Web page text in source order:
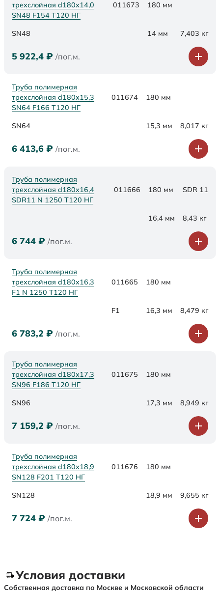
трехслойная d180х14,0
SN48 F154 Т120 НГ
011673 180 мм
SN48 14 мм 7,403 кг
5 922,4 ₽ /пог.м.
Труба полимерная
трехслойная d180х15,3
SN64 F166 Т120 НГ
011674 180 мм
SN64 15,3 мм 8,017 кг
6 413,6 ₽ /пог.м.
Труба полимерная
трехслойная d180x16,4
SDR11 N 1250 Т120 НГ
011666 180 мм SDR 11
16,4 мм 8,43 кг
6 744 ₽ /пог.м.
Труба полимерная
трехслойная d180x16,3
F1 N 1250 Т120 НГ
011665 180 мм
F1 16,3 мм 8,479 кг
6 783,2 ₽ /пог.м.
Труба полимерная
трехслойная d180х17,3
SN96 F186 Т120 НГ
011675 180 мм
SN96 17,3 мм 8,949 кг
7 159,2 ₽ /пог.м.
Труба полимерная
трехслойная d180х18,9
SN128 F201 Т120 НГ
011676 180 мм
SN128 18,9 мм 9,655 кг
7 724 ₽ /пог.м.
Условия доставки
Собственная доставка по Москве и Московской области